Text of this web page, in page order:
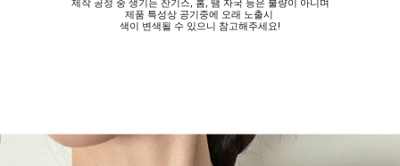
제작 공정 중 생기는 잔기스, 홈, 땜 자국 등은 불량이 아니며
제품 특성상 공기중에 오래 노출시
색이 변색될 수 있으니 참고해주세요!